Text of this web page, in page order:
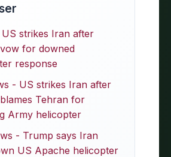
strikes Iran after
for downed
response
- US strikes Iran after
Tehran for
Army helicopter
- Trump says Iran
US Apache helicopter